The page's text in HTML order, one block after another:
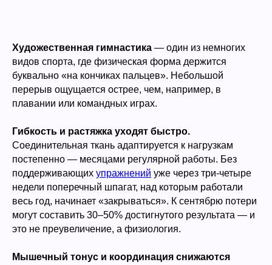
Художественная гимнастика — один из немногих
видов спорта, где физическая форма держится
буквально «на кончиках пальцев». Небольшой
перерыв ощущается острее, чем, например, в
плавании или командных играх.
Гибкость и растяжка уходят быстро.
Соединительная ткань адаптируется к нагрузкам
постепенно — месяцами регулярной работы. Без
поддерживающих упражнений уже через три-четыре
недели поперечный шпагат, над которым работали
весь год, начинает «закрываться». К сентябрю потери
могут составить 30–50% достигнутого результата — и
это не преувеличение, а физиология.
Мышечный тонус и координация снижаются